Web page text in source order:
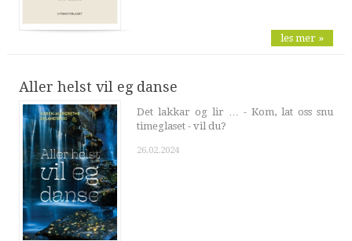
les mer »
Aller helst vil eg danse
Det lakkar og lir … - Kom, lat oss snu
timeglaset - vil du?
26.02.2024